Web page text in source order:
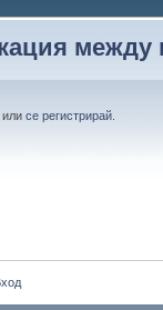
илисе регистрирай